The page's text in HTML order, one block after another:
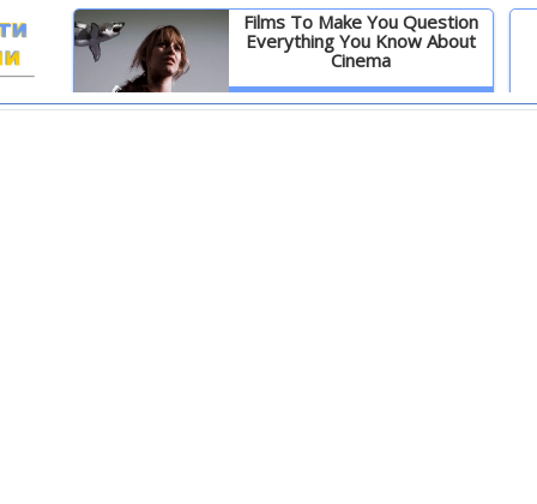
Films To Make You Question
Everything You Know About
Cinema
Детальніше